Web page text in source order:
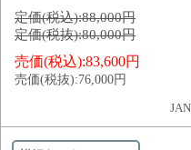
定価(税込):88,000円
定価(税抜):80,000円
売価(税込):83,600円
売価(税抜):76,000円